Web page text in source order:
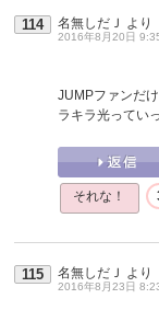
114 名無しだＪ より
2016年8月20日
JUMPファンだ
ラキラ光ってい
それな！
115 名無しだＪ より
2016年8月23日